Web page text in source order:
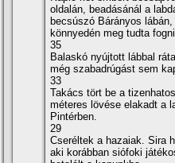
oldalán, beadásánál a
becsúszó Bárányos
könnyedén meg tudta
35
Balaskó nyújtott lábbal
még szabadrúgást sem
33
Takács tört be a
méteres lövése elakadt a
Pintérben.
29
Cseréltek a hazaiak. Sira
aki korábban siófoki